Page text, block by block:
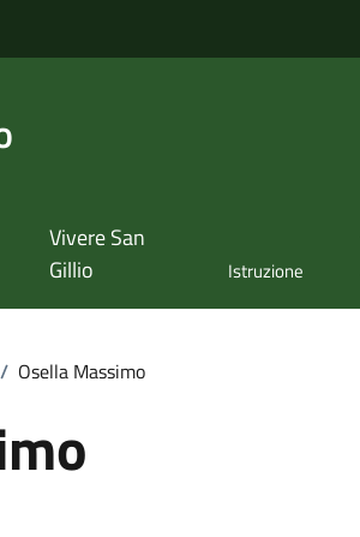
Vivere San
Gillio
Istruzione
/ Osella Massimo